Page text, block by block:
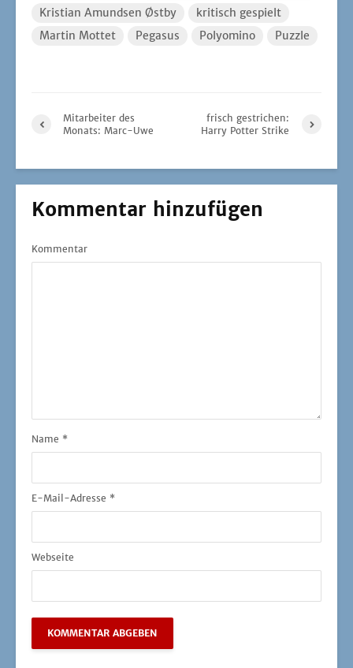
Kristian Amundsen Østby
kritisch gespielt
Martin Mottet
Pegasus Polyomino Puzzle
Mitarbeiter des
Monats: Marc-Uwe
frisch gestrichen:
Harry Potter Strike
Kommentar hinzufügen
Kommentar
Name *
E-Mail-Adresse *
Webseite